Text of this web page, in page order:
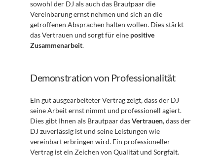
sowohl der DJ als auch das Brautpaar die
Vereinbarung ernst nehmen und sich an die
getroffenen Absprachen halten wollen. Dies stärkt
das Vertrauen und sorgt für eine positive
Zusammenarbeit.
Demonstration von Professionalität
Ein gut ausgearbeiteter Vertrag zeigt, dass der DJ
seine Arbeit ernst nimmt und professionell agiert.
Dies gibt Ihnen als Brautpaar das Vertrauen, dass der
DJ zuverlässig ist und seine Leistungen wie
vereinbart erbringen wird. Ein professioneller
Vertrag ist ein Zeichen von Qualität und Sorgfalt.